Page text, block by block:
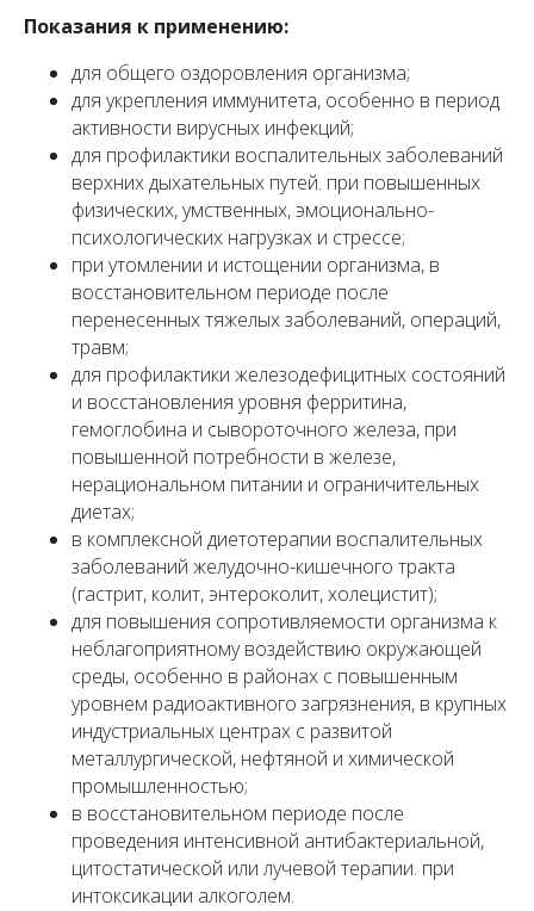
Показания к применению:
для общего оздоровления организма;
для укрепления иммунитета, особенно в период
активности вирусных инфекций;
для профилактики воспалительных заболеваний
верхних дыхательных путей. при повышенных
физических, умственных, эмоционально-
психологических нагрузках и стрессе;
при утомлении и истощении организма, в
восстановительном периоде после
перенесенных тяжелых заболеваний, операций,
травм;
для профилактики железодефицитных состояний
и восстановления уровня ферритина,
гемоглобина и сывороточного железа, при
повышенной потребности в железе,
нерациональном питании и ограничительных
диетах;
в комплексной диетотерапии воспалительных
заболеваний желудочно-кишечного тракта
(гастрит, колит, энтероколит, холецистит);
для повышения сопротивляемости организма к
неблагоприятному воздействию окружающей
среды, особенно в районах с повышенным
уровнем радиоактивного загрязнения, в крупных
индустриальных центрах с развитой
металлургической, нефтяной и химической
промышленностью;
в восстановительном периоде после
проведения интенсивной антибактериальной,
цитостатической или лучевой терапии. при
интоксикации алкоголем.